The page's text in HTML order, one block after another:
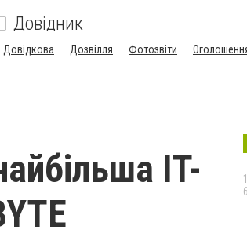
Довідник
Довідкова Дозвілля Фотозвіти
IT-